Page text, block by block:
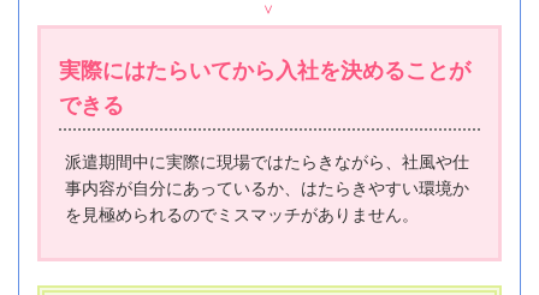
実際にはたらいてから入社を決めることが
できる
派遣期間中に実際に現場ではたらきながら、社風や仕
事内容が自分にあっているか、はたらきやすい環境か
を見極められるのでミスマッチがありません。